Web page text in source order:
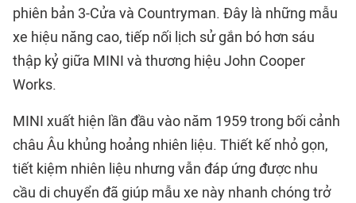
phiên bản 3-Cửa và Countryman. Đây là những mẫu
xe hiệu năng cao, tiếp nối lịch sử gắn bó hơn sáu
thập kỷ giữa MINI và thương hiệu John Cooper
Works.
MINI xuất hiện lần đầu vào năm 1959 trong bối cảnh
châu Âu khủng hoảng nhiên liệu. Thiết kế nhỏ gọn,
tiết kiệm nhiên liệu nhưng vẫn đáp ứng được nhu
cầu di chuyển đã giúp mẫu xe này nhanh chóng trở